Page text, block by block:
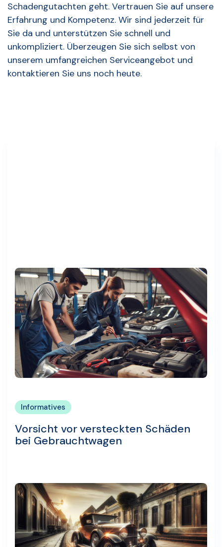
Schadengutachten geht. Vertrauen Sie auf unsere
Erfahrung und Kompetenz. Wir sind jederzeit für
Sie da und unterstützen Sie schnell und
unkompliziert. Überzeugen Sie sich selbst von
unserem umfangreichen Serviceangebot und
kontaktieren Sie uns noch heute.
Informatives
Vorsicht vor versteckten Schäden
bei Gebrauchtwagen